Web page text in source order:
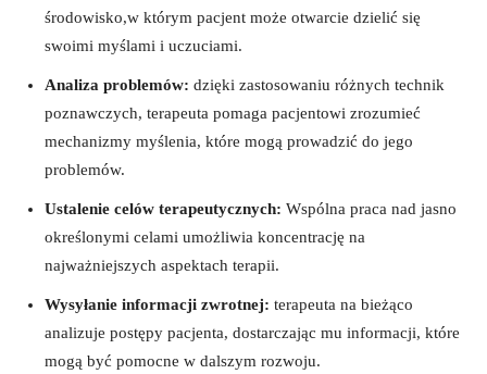
środowisko,w którym pacjent ‌może‌ otwarcie dzielić ​się
swoimi myślami i uczuciami.
Analiza problemów: dzięki zastosowaniu różnych technik
poznawczych, terapeuta pomaga pacjentowi zrozumieć
⁣mechanizmy myślenia, które ​mogą prowadzić do jego
‌problemów.⁢
Ustalenie celów ‌terapeutycznych: Wspólna praca nad jasno
⁤określonymi celami umożliwia​ koncentrację na
najważniejszych⁣ aspektach ⁣terapii.
Wysyłanie⁣ informacji ‌zwrotnej: terapeuta na bieżąco
‌analizuje⁣ postępy pacjenta, ⁤dostarczając mu informacji, ‌które
mogą być‍ pomocne ‍w​ dalszym rozwoju.